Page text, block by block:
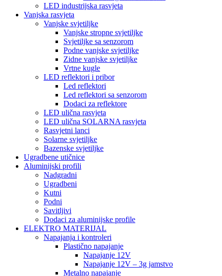
LED industrijska rasvjeta
Vanjska rasvjeta
Vanjske svjetiljke
Vanjske stropne svjetiljke
Svjetiljke sa senzorom
Podne vanjske svjetiljke
Zidne vanjske svjetiljke
Vrtne kugle
LED reflektori i pribor
Led reflektori
Led reflektori sa senzorom
Dodaci za reflektore
LED ulična rasvjeta
LED ulična SOLARNA rasvjeta
Rasvjetni lanci
Solarne svjetiljke
Bazenske svjetiljke
Ugradbene utičnice
Aluminijski profili
Nadgradni
Ugradbeni
Kutni
Podni
Savitljivi
Dodaci za aluminijske profile
ELEKTRO MATERIJAL
Napajanja i kontroleri
Plastično napajanje
Napajanje 12V
Napajanje 12V – 3g jamstvo
Metalno napajanje